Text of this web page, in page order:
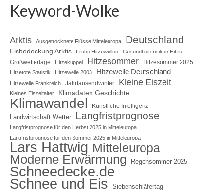
Keyword-Wolke
Arktis Ausgetrocknete Flüsse Mitteleuropa Deutschland
Eisbedeckung Arktis Frühe Hitzewellen Gesundheitsrisiken Hitze
Großwetterlage Hitzekuppel Hitzesommer Hitzesommer 2025
Hitzetote Statistik Hitzewelle 2003 Hitzewelle Deutschland
Hitzewelle Frankreich Jahrtausendwinter Kleine Eiszeit
Kleines Eiszeitalter Klimadaten Geschichte
Klimawandel Künstliche Intelligenz
Landwirtschaft Wetter Langfristprognose
Langfristprognose für den Herbst 2025 in Mitteleuropa
Langfristprognose für den Sommer 2025 in Mitteleuropa
Lars Hattwig Mitteleuropa
Moderne Erwärmung Regensommer 2025
Schneedecke.de
Schnee und Eis Siebenschläfertag